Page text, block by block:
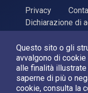
Questo sito o gli
avvalgono di
alle finalità illustrate
saperne di più o
cookie, consulta la
Privacy
Dichiarazione di
ASI Agenzia
Sviluppato daLPM
Seguici su: